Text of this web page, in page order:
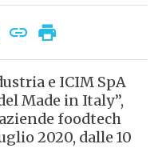
e ICIM SpA
Made in Italy”,
foodtech
2020, dalle 10